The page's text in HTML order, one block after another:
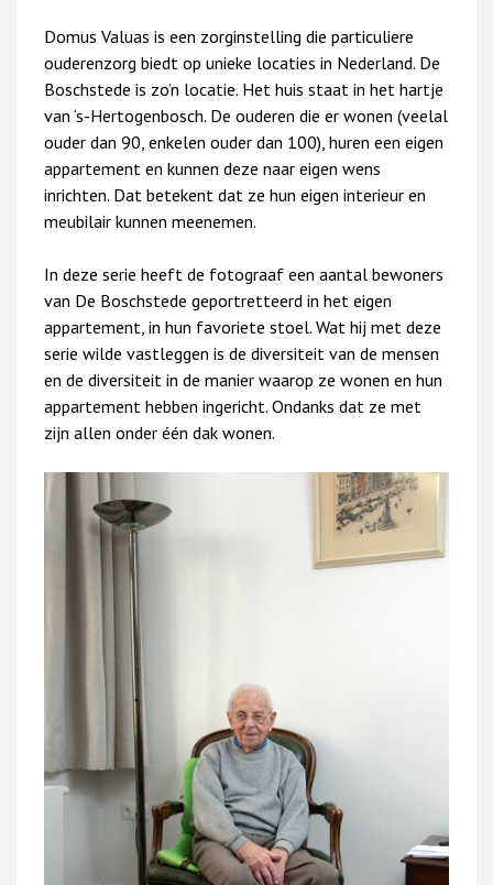
Domus Valuas is een zorginstelling die particuliere
ouderenzorg biedt op unieke locaties in Nederland. De
Boschstede is zo’n locatie. Het huis staat in het hartje
van ‘s-Hertogenbosch. De ouderen die er wonen (veelal
ouder dan 90, enkelen ouder dan 100), huren een eigen
appartement en kunnen deze naar eigen wens
inrichten. Dat betekent dat ze hun eigen interieur en
meubilair kunnen meenemen.
In deze serie heeft de fotograaf een aantal bewoners
van De Boschstede geportretteerd in het eigen
appartement, in hun favoriete stoel. Wat hij met deze
serie wilde vastleggen is de diversiteit van de mensen
en de diversiteit in de manier waarop ze wonen en hun
appartement hebben ingericht. Ondanks dat ze met
zijn allen onder één dak wonen.